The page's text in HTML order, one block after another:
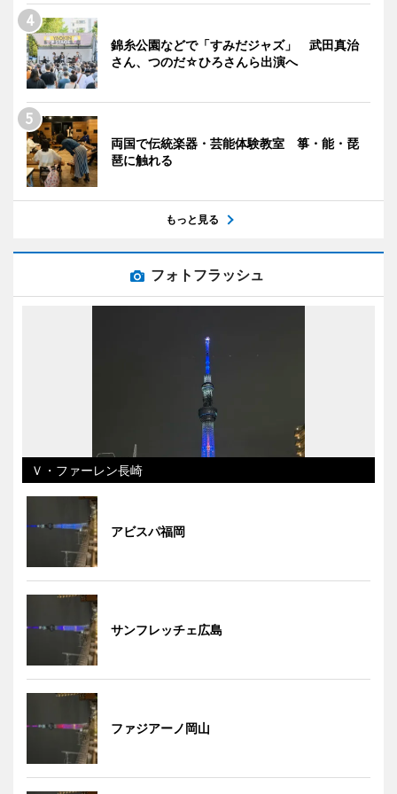
錦糸公園などで「すみだジャズ」 武田真治
さん、つのだ☆ひろさんら出演へ
両国で伝統楽器・芸能体験教室 箏・能・琵
琶に触れる
もっと見る
フォトフラッシュ
Ｖ・ファーレン長崎
アビスパ福岡
サンフレッチェ広島
ファジアーノ岡山